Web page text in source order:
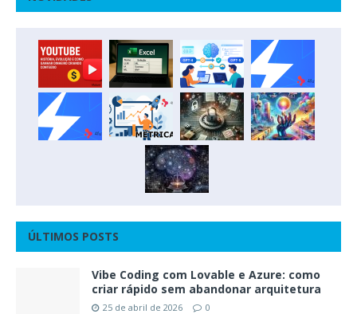
ÚLTIMOS POSTS
Vibe Coding com Lovable e Azure: como
criar rápido sem abandonar arquitetura
25 de abril de 2026 0